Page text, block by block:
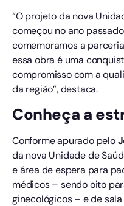
“O projeto da nova
começou no ano
comemoramos a
essa obra é uma
compromisso com a
da região”, destaca.
Conheça a
Conforme apurado pelo
da nova Unidade de
e área de espera para
médicos – sendo oito
ginecológicos – e de